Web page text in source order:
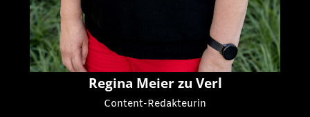
Regina Meier zu Verl
Content-Redakteurin